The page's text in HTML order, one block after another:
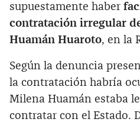
supuestamente haber
contratación irregular
Huamán Huaroto, en la
Según la denuncia
la contratación habría
Milena Huamán estaba
contratar con el Estado.